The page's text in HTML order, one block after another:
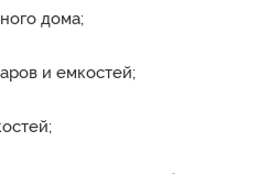
дома;
и емкостей;